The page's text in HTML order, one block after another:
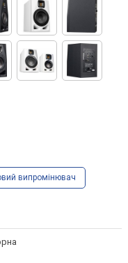
випромінювач